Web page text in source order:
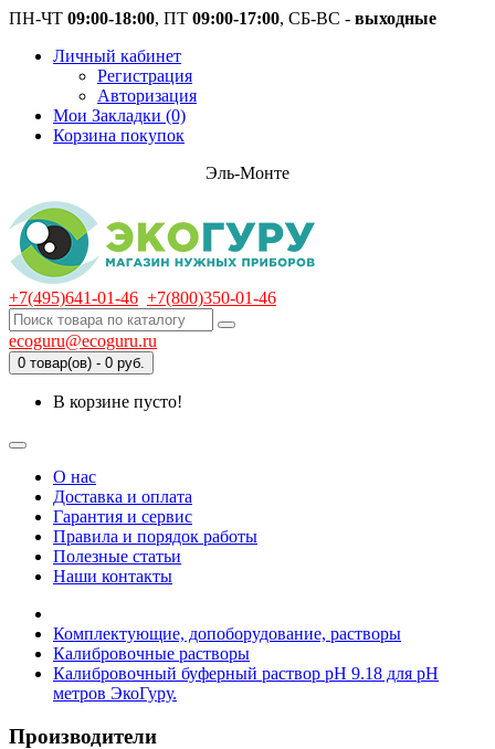
ПН-ЧТ 09:00-18:00, ПТ 09:00-17:00, СБ-ВС - выходные
Личный кабинет
Регистрация
Авторизация
Мои Закладки (0)
Корзина покупок
Эль-Монте
+7(495)641-01-46 +7(800)350-01-46
ecoguru@ecoguru.ru
0 товар(ов) - 0 руб.
В корзине пусто!
О нас
Доставка и оплата
Гарантия и сервис
Правила и порядок работы
Полезные статьи
Наши контакты
Комплектующие, допоборудование, растворы
Калибровочные растворы
Калибровочный буферный раствор pH 9.18 для pH
метров ЭкоГуру.
Производители